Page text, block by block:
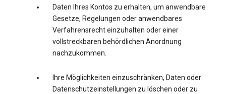
Daten Ihres Kontos zu erhalten, um anwendbare
Gesetze, Regelungen oder anwendbares
Verfahrensrecht einzuhalten oder einer
vollstreckbaren behördlichen Anordnung
nachzukommen.
Ihre Möglichkeiten einzuschränken, Daten oder
Datenschutzeinstellungen zu löschen oder zu